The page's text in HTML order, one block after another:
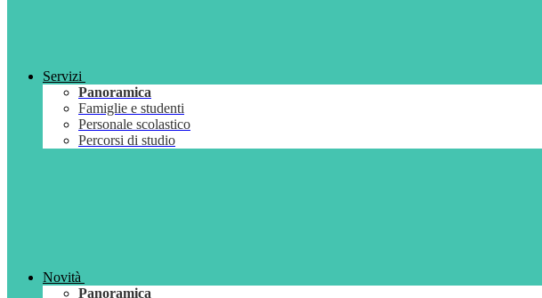
Servizi
Panoramica
Famiglie e studenti
Personale scolastico
Percorsi di studio
Novità
Panoramica